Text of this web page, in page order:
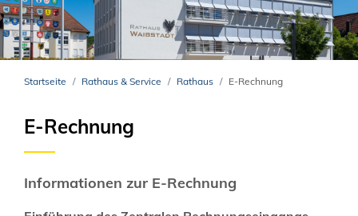
Startseite Rathaus & Service Rathaus E-Rechnung
E-Rechnung
Informationen zur E-Rechnung